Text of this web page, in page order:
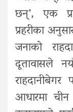
छन्’, एक
प्रहरीका
जनाको
दूतावासले
आधारमा